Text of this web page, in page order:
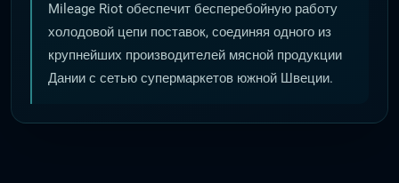
Mileage Riot обеспечит бесперебойную работу
холодовой цепи поставок, соединяя одного из
крупнейших производителей мясной продукции
Дании с сетью супермаркетов южной Швеции.